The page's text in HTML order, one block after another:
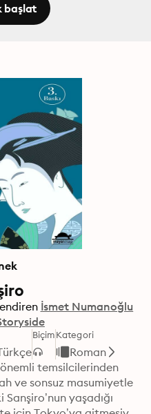
başlat
İsmet Numanoğlu
BiçimKategori
Roman
temsilcilerinden
ve sonsuz masumiyetle
yaşadığı